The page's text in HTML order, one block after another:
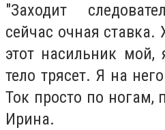
"Заходит
сейчас очная ставка.
этот насильник
тело трясет. Я на
Ток просто по ногам,
Ирина.